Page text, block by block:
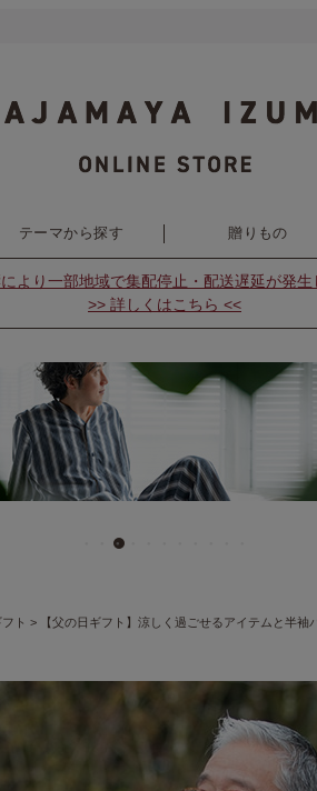
テーマから探す 贈りもの
より一部地域で集配停止・配送遅延が発生
>> 詳しくはこちら <<
ト 【父の日ギフト】涼しく過ごせるアイテムと半袖